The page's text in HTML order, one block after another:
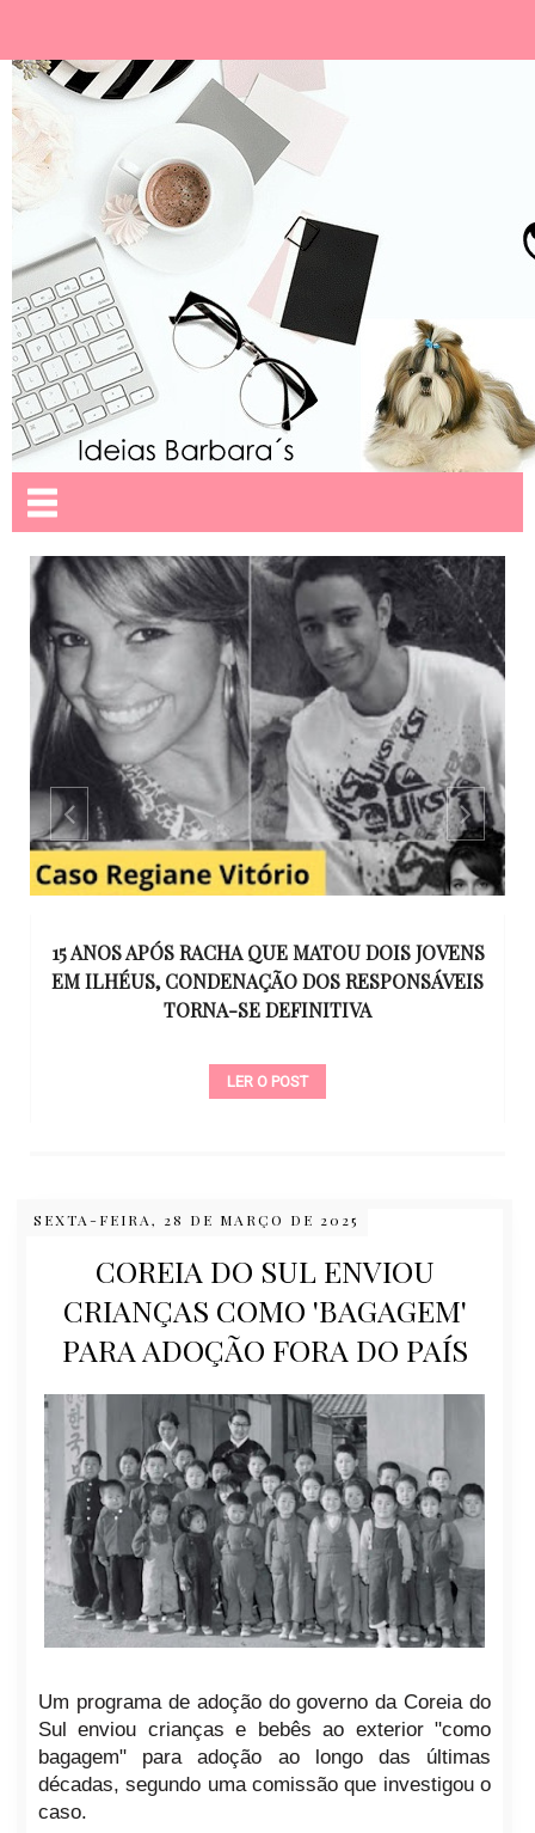
15 ANOS APÓS RACHA QUE MATOU DOIS JOVENS
EM ILHÉUS, CONDENAÇÃO DOS RESPONSÁVEIS
TORNA-SE DEFINITIVA
LER O POST
SEXTA-FEIRA, 28 DE MARÇO DE 2025
COREIA DO SUL ENVIOU
CRIANÇAS COMO 'BAGAGEM'
PARA ADOÇÃO FORA DO PAÍS
Um programa de adoção do governo da Coreia do
Sul enviou crianças e bebês ao exterior "como
bagagem" para adoção ao longo das últimas
décadas, segundo uma comissão que investigou o
caso.